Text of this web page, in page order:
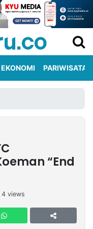
EKONOMI PARIWISATA
“End
4 views